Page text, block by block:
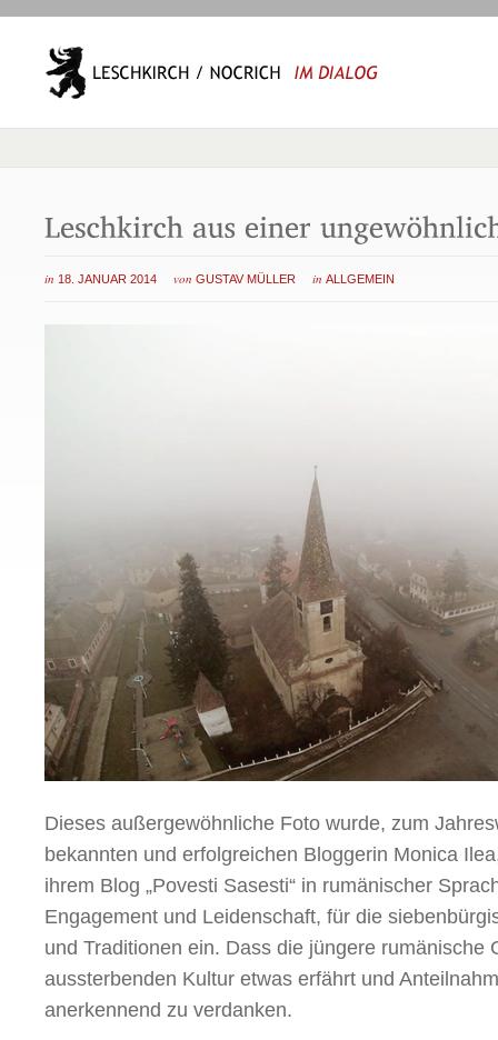
in 18. JANUAR 2014 von GUSTAV MÜLLER in ALLGEMEIN
Dieses außergewöhnliche Foto wurde, zum
bekannten und erfolgreichen Bloggerin Monica
ihrem Blog „Povesti Sasesti“ in rumänischer
Engagement und Leidenschaft, für die
und Traditionen ein. Dass die jüngere rumänische
aussterbenden Kultur etwas erfährt und
anerkennend zu verdanken.